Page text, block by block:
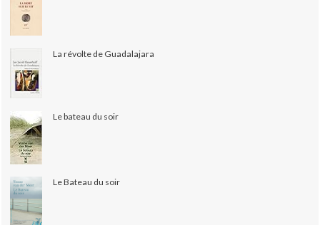
La révolte de Guadalajara
Le bateau du soir
Le Bateau du soir